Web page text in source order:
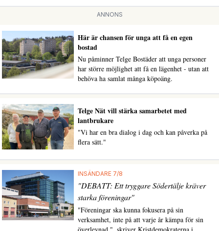
ANNONS
Här är chansen för unga att få en egen
bostad
Nu påminner Telge Bostäder att unga personer
har större möjlighet att få en lägenhet - utan att
behöva ha samlat många köpoäng.
Telge Nät vill stärka samarbetet med
lantbrukare
"Vi har en bra dialog i dag och kan påverka på
flera sätt."
INSÄNDARE 7/8
"DEBATT: Ett tryggare Södertälje kräver
starka föreningar"
"Föreningar ska kunna fokusera på sin
verksamhet, inte på att varje år kämpa för sin